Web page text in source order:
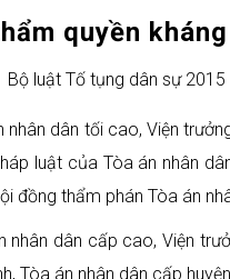
quyền
Bộ luật Tố tụng dân sự
nhân dân tối cao, Viện
luật của Tòa án nhân
đồng thẩm phán Tòa án
nhân dân cấp cao, Viện
Tòa án nhân dân cấp